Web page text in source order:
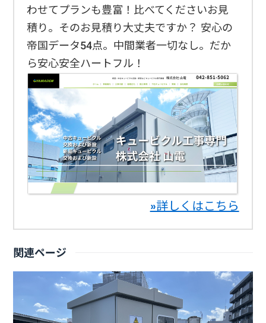
わせてプランも豊富！比べてくださいお見
積り。そのお見積り大丈夫ですか？ 安心の
帝国データ54点。中間業者一切なし。だか
ら安心安全ハートフル！
»詳しくはこちら
関連ページ